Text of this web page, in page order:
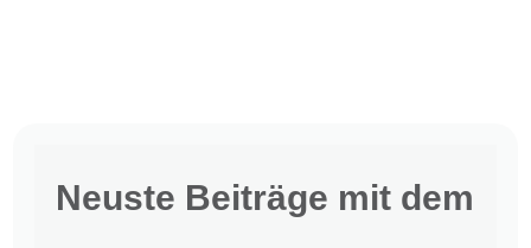
Neuste Beiträge mit dem